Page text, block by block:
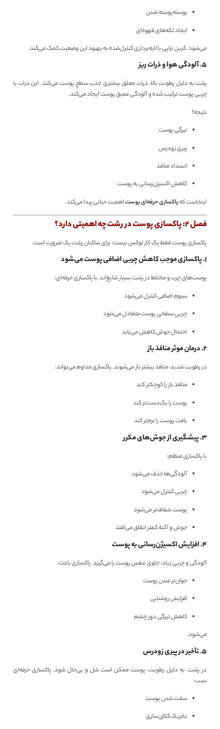
پوسته‌پوسته شدن
ایجاد لکه‌های قهوه‌ای
می‌شود. کربن تراپی با لایه‌برداری کنترل‌شده به بهبود این وضعیت کمک می‌کند.
۵. آلودگی هوا و ذرات ریز
رشت به دلیل رطوبت بالا، ذرات معلق بیشتری جذب سطح پوست می‌کند. این ذرات با
چربی پوست ترکیب شده و آلودگی عمیق پوست ایجاد می‌کند.
نتیجه؟
تیرگی پوست
پیری زودرس
انسداد منافذ
کاهش اکسیژن‌رسانی به پوست
اینجاست کهپاکسازی حرفه‌ای پوستاهمیت حیاتی پیدا می‌کند.
فصل 2: پاکسازی پوست در رشت چه اهمیتی دارد؟
پاکسازی پوست فقط یک کار لوکس نیست؛ برای ساکنان رشت یک ضرورت است.
۱. پاکسازی موجب کاهش چربی اضافی پوست می‌شود
پوست‌های چرب و مختلط در رشت بسیار شایع‌اند. با پاکسازی حرفه‌ای:
سبوم اضافی کنترل می‌شود
چربی سطحی پوست متعادل می‌شود
احتمال جوش کاهش می‌یابد
۲. درمان موثر منافذ باز
در رطوبت شدید، منافذ بیشتر باز می‌شوند. پاکسازی مداوم می‌تواند:
منافذ باز را کوچکتر کند
پوست را یک‌دست‌تر کند
بافت پوست را نرم‌تر کند
۳. پیشگیری از جوش‌های مکرر
با پاکسازی منظم:
آلودگی‌ها حذف می‌شود
چربی کنترل می‌شود
پوست شفاف‌تر می‌شود
جوش و آکنه کمتر اتفاق می‌افتد
۴. افزایش اکسیژن‌رسانی به پوست
آلودگی و چربی زیاد، جلوی تنفس پوست را می‌گیرد. پاکسازی باعث:
جوان‌تر شدن پوست
افزایش روشنایی
کاهش تیرگی دور چشم
می‌شود.
۵. تأخیر در پیری زودرس
در رشت، به دلیل رطوبت، پوست ممکن است شل و بی‌حال شود. پاکسازی حرفه‌ای
سبب:
سفت شدن پوست
تحریک کلاژن‌سازی